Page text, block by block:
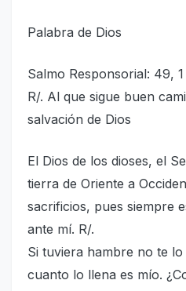
Palabra de Dios
Salmo Responsorial: 49, 1
R/. Al que sigue buen
salvación de Dios
El Dios de los dioses, el
tierra de Oriente a
sacrificios, pues siempre
ante mí. R/.
Si tuviera hambre no te
cuanto lo llena es mío.